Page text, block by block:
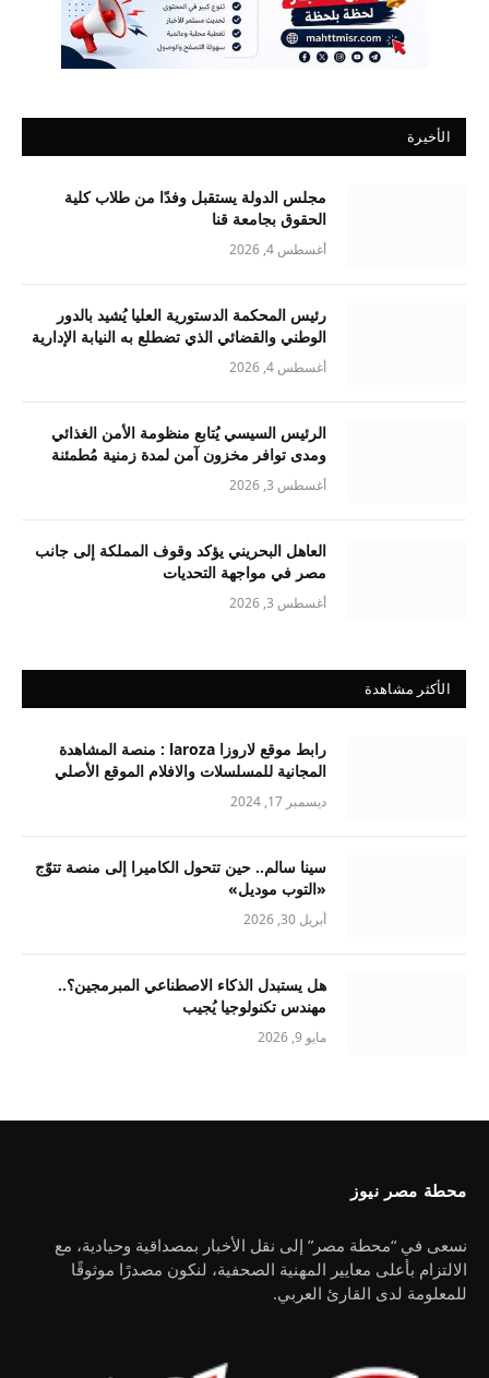
الأخيرة
مجلس الدولة يستقبل وفدًا من طلاب كلية
الحقوق بجامعة قنا
أغسطس 4, 2026
رئيس المحكمة الدستورية العليا يُشيد بالدور
الوطني والقضائي الذي تضطلع به النيابة الإدارية
أغسطس 4, 2026
الرئيس السيسي يُتابع منظومة الأمن الغذائي
ومدى توافر مخزون آمن لمدة زمنية مُطمئنة
أغسطس 3, 2026
العاهل البحريني يؤكد وقوف المملكة إلى جانب
مصر في مواجهة التحديات
أغسطس 3, 2026
الأكثر مشاهدة
رابط موقع لاروزا laroza : منصة المشاهدة
المجانية للمسلسلات والافلام الموقع الأصلي
ديسمبر 17, 2024
سينا سالم.. حين تتحول الكاميرا إلى منصة تتوّج
«التوب موديل»
أبريل 30, 2026
هل يستبدل الذكاء الاصطناعي المبرمجين؟..
مهندس تكنولوجيا يُجيب
مايو 9, 2026
محطة مصر نيوز
نسعى في “محطة مصر” إلى نقل الأخبار بمصداقية وحيادية، مع
الالتزام بأعلى معايير المهنية الصحفية، لنكون مصدرًا موثوقًا
للمعلومة لدى القارئ العربي.